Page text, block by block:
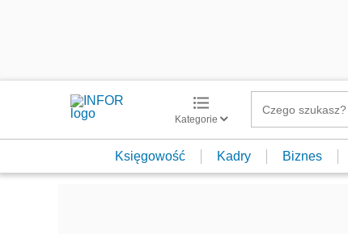
Kategorie
Księgowość Kadry Biznes